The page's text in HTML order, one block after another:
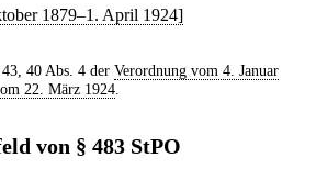
1879–1. April 1924]
40 Abs. 4 der Verordnung vom 4. Januar
22. März 1924
von § 483 StPO